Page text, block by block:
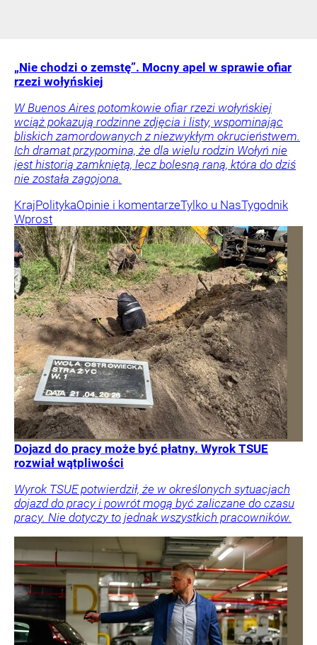
„Nie chodzi o zemstę”. Mocny apel w sprawie ofiar
rzezi wołyńskiej
W Buenos Aires potomkowie ofiar rzezi wołyńskiej
wciąż pokazują rodzinne zdjęcia i listy, wspominając
bliskich zamordowanych z niezwykłym okrucieństwem.
Ich dramat przypomina, że dla wielu rodzin Wołyń nie
jest historią zamkniętą, lecz bolesną raną, która do dziś
nie została zagojona.
KrajPolitykaOpinie i komentarzeTylko u NasTygodnik
Wprost
Dojazd do pracy może być płatny. Wyrok TSUE
rozwiał wątpliwości
Wyrok TSUE potwierdził, że w określonych sytuacjach
dojazd do pracy i powrót mogą być zaliczane do czasu
pracy. Nie dotyczy to jednak wszystkich pracowników.